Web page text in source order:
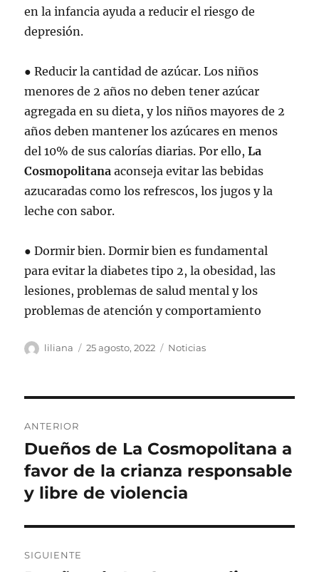
en la infancia ayuda a reducir el riesgo de
depresión.
● Reducir la cantidad de azúcar. Los niños
menores de 2 años no deben tener azúcar
agregada en su dieta, y los niños mayores de 2
años deben mantener los azúcares en menos
del 10% de sus calorías diarias. Por ello,La
Cosmopolitanaaconseja evitar las bebidas
azucaradas como los refrescos, los jugos y la
leche con sabor.
● Dormir bien. Dormir bien es fundamental
para evitar la diabetes tipo 2, la obesidad, las
lesiones, problemas de salud mental y los
problemas de atención y comportamiento
Autor
liliana
Publicado
25 agosto, 2022 Categorías
Noticias
de
entradas
ANTERIOR
Entrada
anterior:
Dueños de La Cosmopolitana a
favor de la crianza responsable
y libre de violencia
SIGUIENTE